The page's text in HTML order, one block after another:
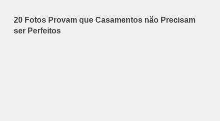
20 Fotos Provam que Casamentos não Precisam
ser Perfeitos